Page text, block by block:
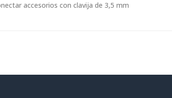
accesorios con clavija de 3,5 mm